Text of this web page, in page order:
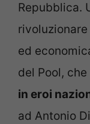
Repubblica.
ed
del Pool,
in eroi
ad Antonio